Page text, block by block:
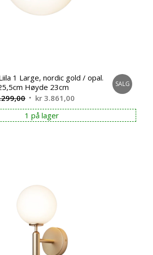
1 Large, nordic gold / opal.
Høyde 23cm
Opprinnelig
pris
var:
kr 3.861,00
pris
er:
SALG
1 på lager